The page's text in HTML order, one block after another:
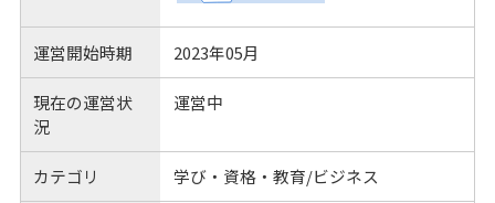
運営開始時期 2023年05月
現在の運営状
況
運営中
カテゴリ 学び・資格・教育/ビジネス